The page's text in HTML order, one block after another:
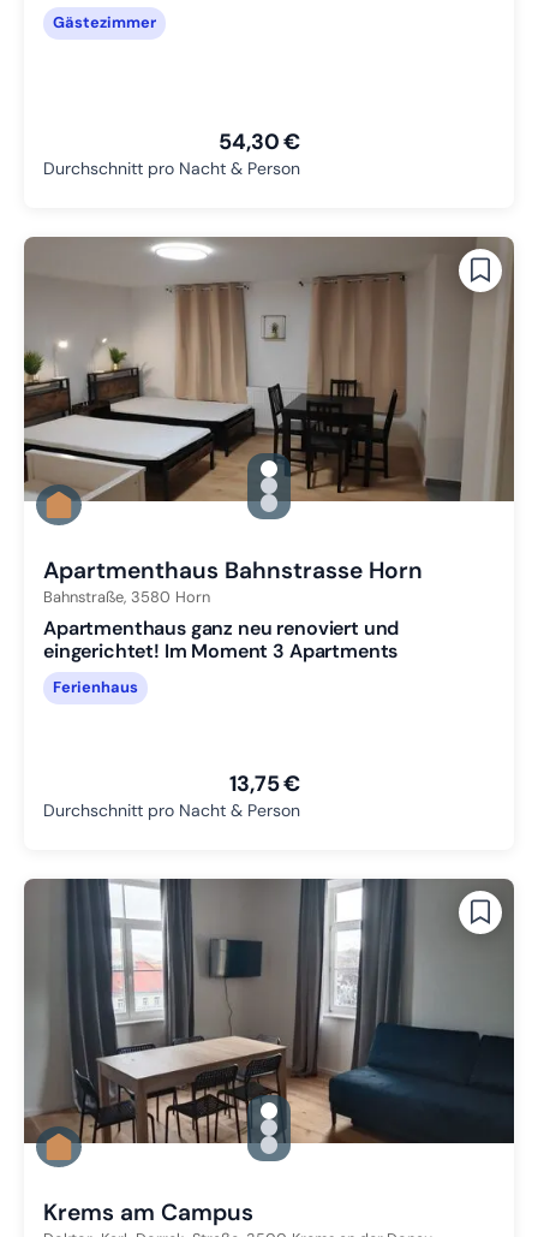
Gästezimmer
54,30 €
Durchschnitt pro Nacht & Person
gallery.slide_selector
Zu Slide 1 wechseln
Zu Slide 2 wechseln
Zu Slide 3 wechseln
Apartmenthaus Bahnstrasse Horn
Bahnstraße, 3580 Horn
Apartmenthaus ganz neu renoviert und
eingerichtet! Im Moment 3 Apartments
Ferienhaus
13,75 €
Durchschnitt pro Nacht & Person
gallery.slide_selector
Zu Slide 1 wechseln
Zu Slide 2 wechseln
Zu Slide 3 wechseln
Krems am Campus